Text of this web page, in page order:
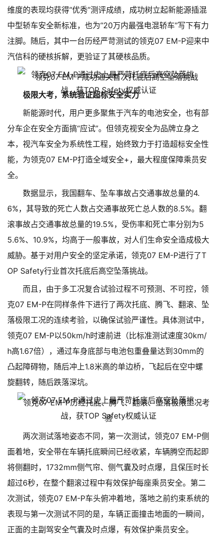
维度的表现均获得“优秀”测评成绩，成功树立起新能源插混
中型轿车安全新标准，也为“20万内最强电混轿车”写下有力
注脚。随后，其中一台历经严苛测试的领克07 EM-P迎来中
汽信科的硬核拆解，更验证了其硬核品质。
领克07 EM-P成功通关首次托底后高空坠落挑战
极限大考，系统验证超标安全实力
新能源时代，用户更多聚焦于汽车的电池安全，也有部
分车企在安全方面搞“应试”。但领克视安全为品牌立身之
本，视汽车安全为系统性工程，始终致力于打造超标安全性
能，为领克07 EM-P打造全域安全+，最大程度保障乘员安
全。
数据显示，我国翻车、坠车事故占交通事故总量的4.
6%，其导致的死亡人数占交通事故死亡总人数的8.5%。翻
滚事故占交通事故总量的19.5%，受伤率和死亡率分别为5
5.6%、10.9%，均高于一般事故，对人们生命安全造成极大
威胁。基于对用户安全的坚定承诺，领克07 EM-P进行了T
OP Safety行业首次托底后高空坠落挑战。
而且，由于多工况复合试验过程不可预测、不可控，领
克07 EM-P在同样条件下进行了两次托底、腾飞、翻滚、坠
落极限工况的连续考验，以确保试验严谨性。具体测试中，
领克07 EM-P以50km/h时速前进（比标准测试速度30km/
h高1.67倍），通过车身底部与电池包重叠量达到30mm的
凸起障碍物，随后冲上1.8米高的单边桥，飞起后在空中螺
旋翻转，随后跌落深坑。
领克07 EM-P历经托底、腾飞、翻滚、坠落极限工况考
验
两次测试落地姿态不同，第一次测试，领克07 EM-P侧
面着地，安全带在车辆托底瞬间已经收紧，车辆腾空而起即
将侧翻时，1732mm侧气帘、侧气囊及时点爆，且保压时长
超过6秒，在整个翻滚过程中有效保护每座乘员安全。第二
次测试，领克07 EM-P车头俯冲着地，落地之前约束系统的
表现与第一次测试不同的是，车辆正面撞击地面的一瞬间，
正面的主副驾安全气囊及时点爆，有效保护乘员安全。